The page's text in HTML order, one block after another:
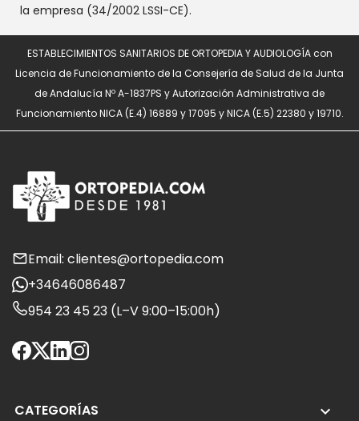
la empresa (34/2002 LSSI-CE).
ESTABLECIMIENTOS SANITARIOS DE ORTOPEDIA Y AUDIOLOGÍA con
Licencia de Funcionamiento de la Consejería de Salud de la Junta
de Andalucía Nº A-1837PS y Autorización Administrativa de
Funcionamiento NICA (E.4) 16889 y 17095 y NICA (E.5) 22380 y 19710.
Email: clientes@ortopedia.com
+34646086487
954 23 45 23 (L–V 9:00–15:00h)
CATEGORÍAS 